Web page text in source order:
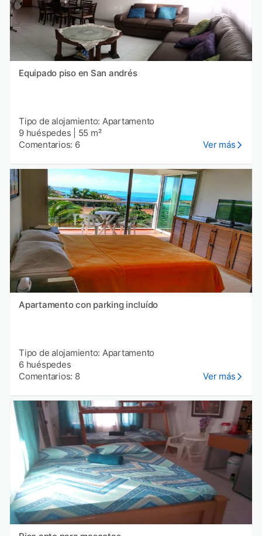
Equipado piso en San andrés
Tipo de alojamiento: Apartamento
9 huéspedes
55 m²
Comentarios: 6
Ver más
Apartamento con parking incluído
Tipo de alojamiento: Apartamento
6 huéspedes
Comentarios: 8
Ver más